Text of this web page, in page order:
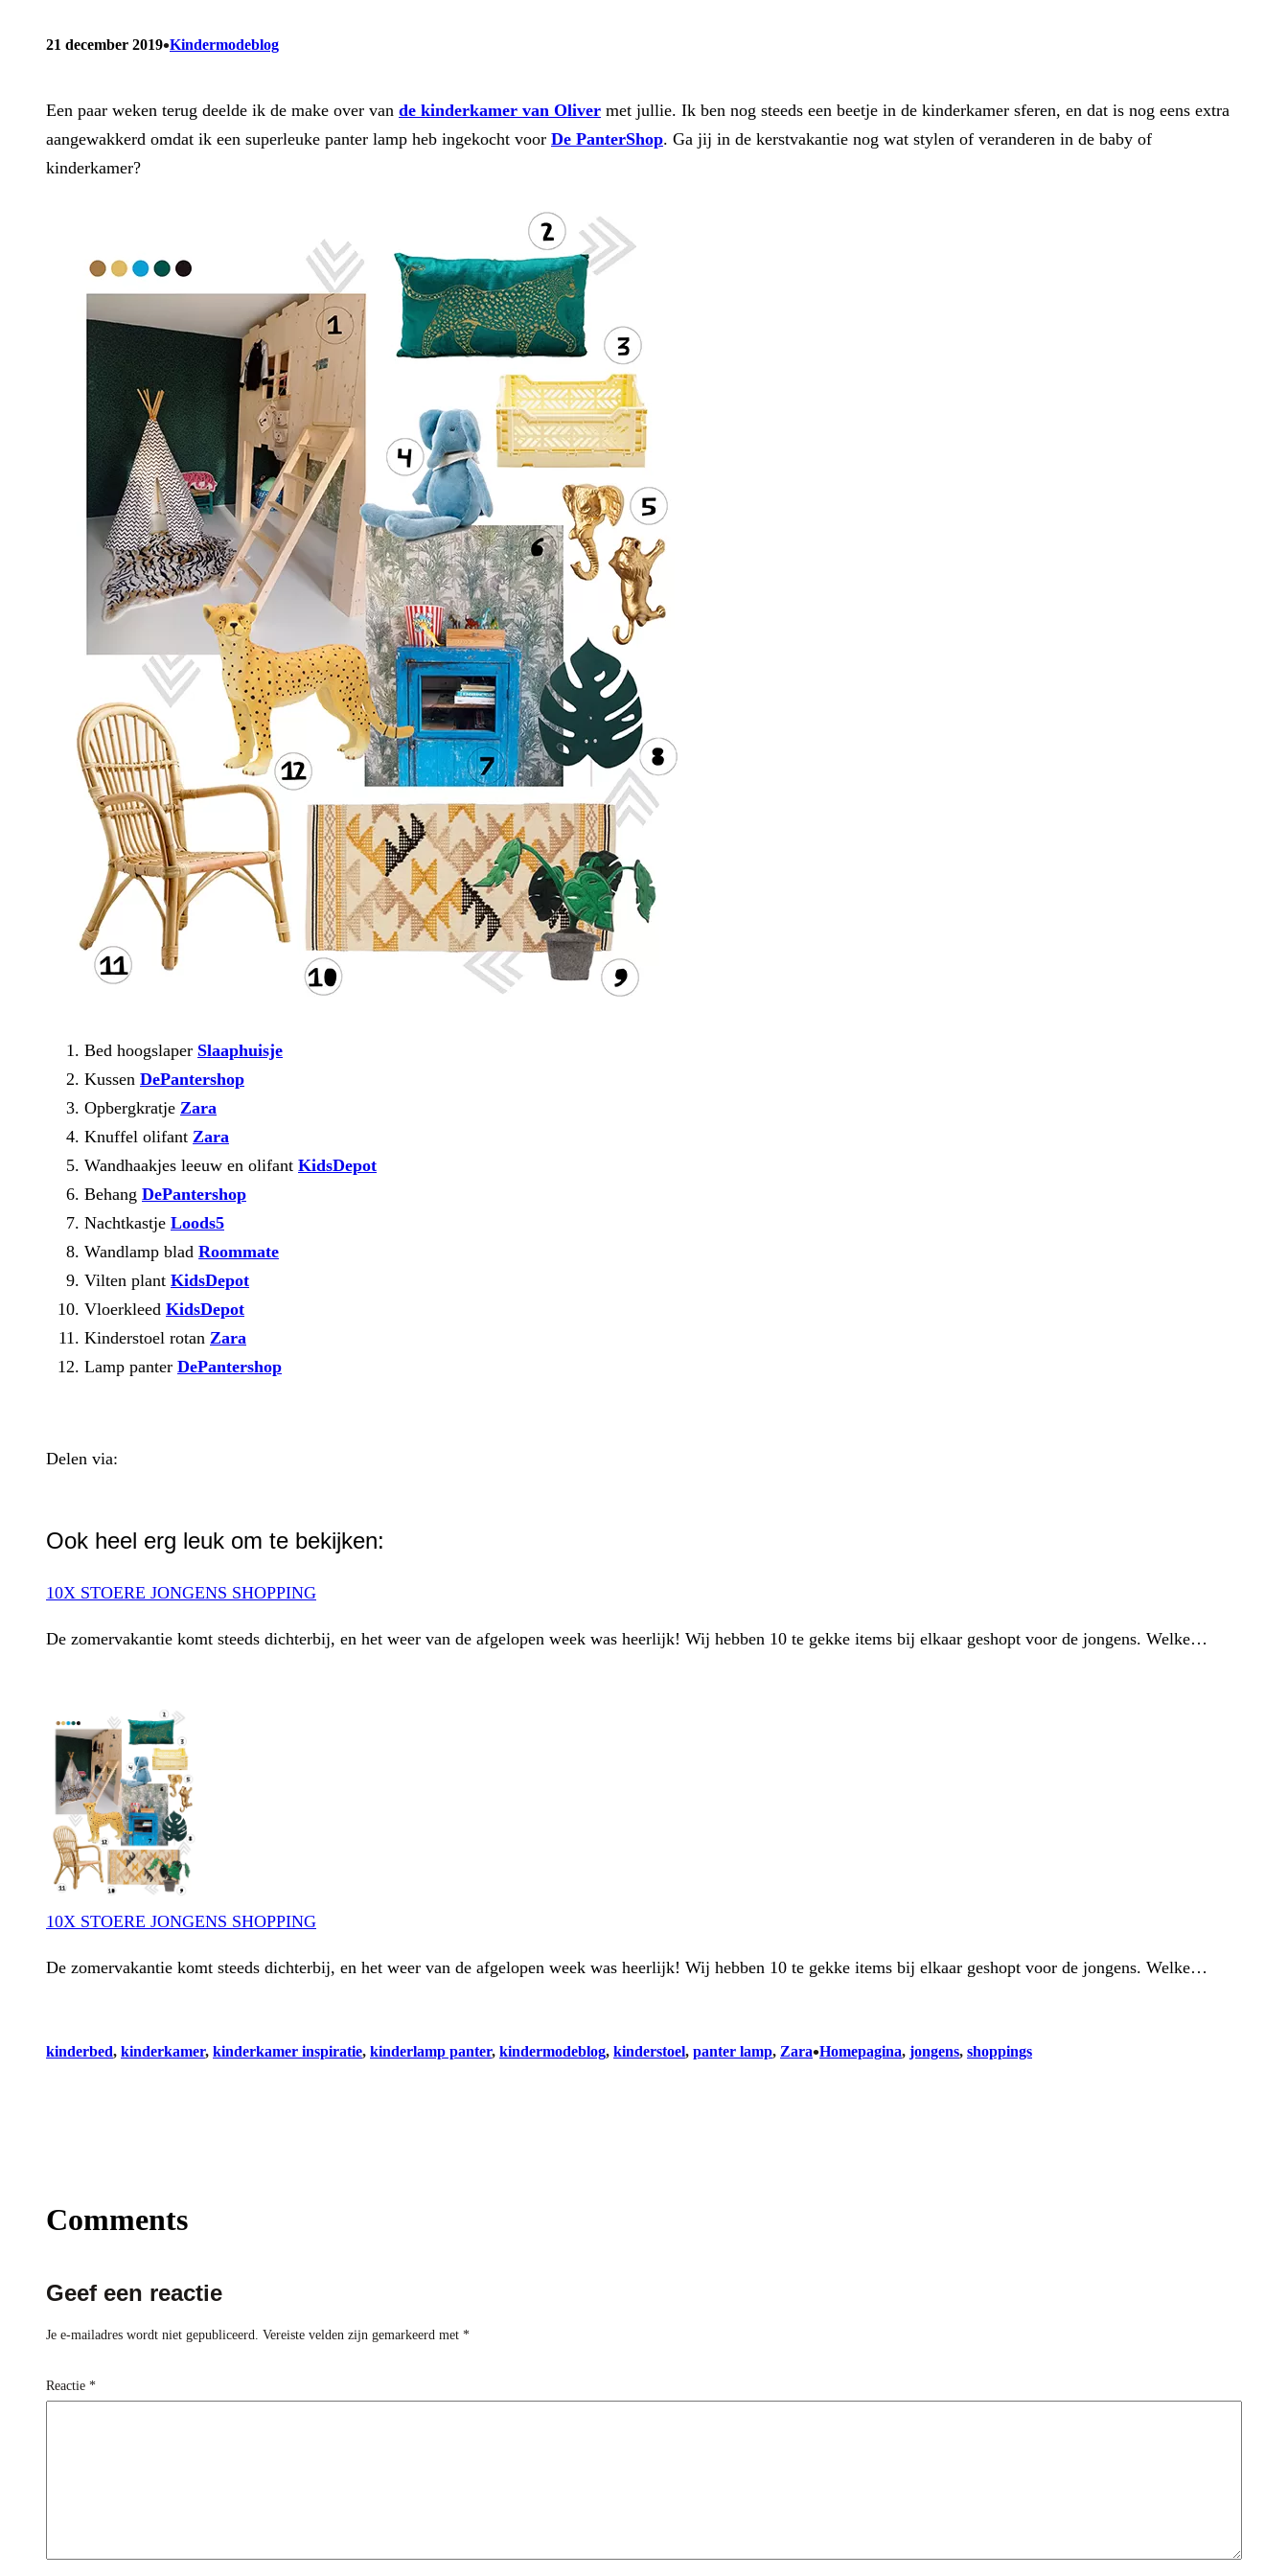
21 december 2019•Kindermodeblog
Een paar weken terug deelde ik de make over van de kinderkamer van Oliver met jullie. Ik ben nog steeds een beetje in de kinderkamer sferen, en dat is nog eens extra
aangewakkerd omdat ik een superleuke panter lamp heb ingekocht voor De PanterShop. Ga jij in de kerstvakantie nog wat stylen of veranderen in de baby of
kinderkamer?
Bed hoogslaper Slaaphuisje
Kussen DePantershop
Opbergkratje Zara
Knuffel olifant Zara
Wandhaakjes leeuw en olifant KidsDepot
Behang DePantershop
Nachtkastje Loods5
Wandlamp blad Roommate
Vilten plant KidsDepot
Vloerkleed KidsDepot
Kinderstoel rotan Zara
Lamp panter DePantershop
Delen via:
Ook heel erg leuk om te bekijken:
10X STOERE JONGENS SHOPPING
De zomervakantie komt steeds dichterbij, en het weer van de afgelopen week was heerlijk! Wij hebben 10 te gekke items bij elkaar geshopt voor de jongens. Welke…
10X STOERE JONGENS SHOPPING
De zomervakantie komt steeds dichterbij, en het weer van de afgelopen week was heerlijk! Wij hebben 10 te gekke items bij elkaar geshopt voor de jongens. Welke…
kinderbed, kinderkamer, kinderkamer inspiratie, kinderlamp panter, kindermodeblog, kinderstoel, panter lamp, Zara•Homepagina, jongens, shoppings
Comments
Geef een reactie
Je e-mailadres wordt niet gepubliceerd. Vereiste velden zijn gemarkeerd met *
Reactie *